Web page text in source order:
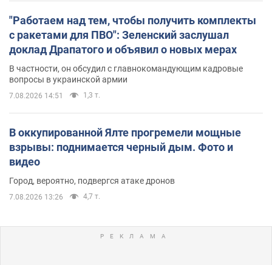
"Работаем над тем, чтобы получить комплекты
с ракетами для ПВО": Зеленский заслушал
доклад Драпатого и объявил о новых мерах
В частности, он обсудил с главнокомандующим кадровые
вопросы в украинской армии
7.08.2026 14:51 1,3 т.
В оккупированной Ялте прогремели мощные
взрывы: поднимается черный дым. Фото и
видео
Город, вероятно, подвергся атаке дронов
7.08.2026 13:26 4,7 т.